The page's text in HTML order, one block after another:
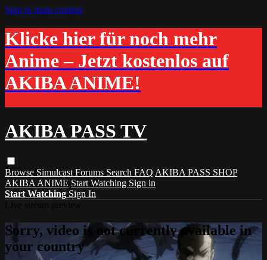
Skip to main content
Klicke hier für noch mehr
Anime – Jetzt kostenlos auf
AKIBA ANIME!
AKIBA PASS TV
Browse Simulcast Forums Search FAQ AKIBA PASS SHOP
AKIBA ANIME Start Watching Sign in
Start Watching Sign In
Sorry, video is not currently available in
your country